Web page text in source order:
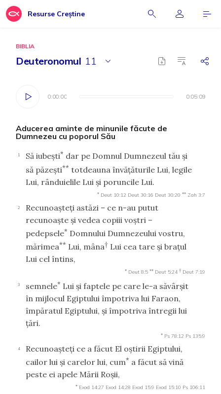
Resurse Creștine
BIBLIA
Deuteronomul 11
0:00:00 0:05:09
0:00:00 0:05:09
Aducerea aminte de minunile făcute de
Dumnezeu cu poporul Său
1 Să iubeşti* dar pe Domnul Dumnezeul tău şi
să păzeşti** totdeauna învăţăturile Lui, legile
Lui, rânduielile Lui şi poruncile Lui.
* Deut 10:12 Deut 30:16 Deut 30:20 ** Zah 3:7
2
Recunoaşteţi astăzi – ce n-au putut
recunoaşte şi vedea copiii voştri –
pedepsele* Domnului Dumnezeului vostru,
mărimea** Lui, mâna† Lui cea tare şi braţul
Lui cel întins,
* Deut 8:5 ** Deut 5:24 † Deut 7:19
3 semnele* Lui şi faptele pe care le-a săvârşit
în mijlocul Egiptului împotriva lui Faraon,
împăratul Egiptului, şi împotriva întregii lui
ţări.
* Ps 78:12 Ps 135:9
4
Recunoaşteţi ce a făcut El oştirii Egiptului,
cailor lui şi carelor lui, cum* a făcut să vină
peste ei apele Mării Roşii,
* Exod 14:27 Exod 14:28 Exod 15:9 Exod 15:10 Ps 106:11